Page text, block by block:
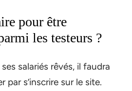
pour être
les testeurs ?
salariés rêvés, il faudra
par s’inscrire sur le site.